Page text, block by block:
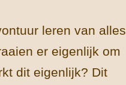
leren van alles
er eigenlijk om
dit eigenlijk? Dit